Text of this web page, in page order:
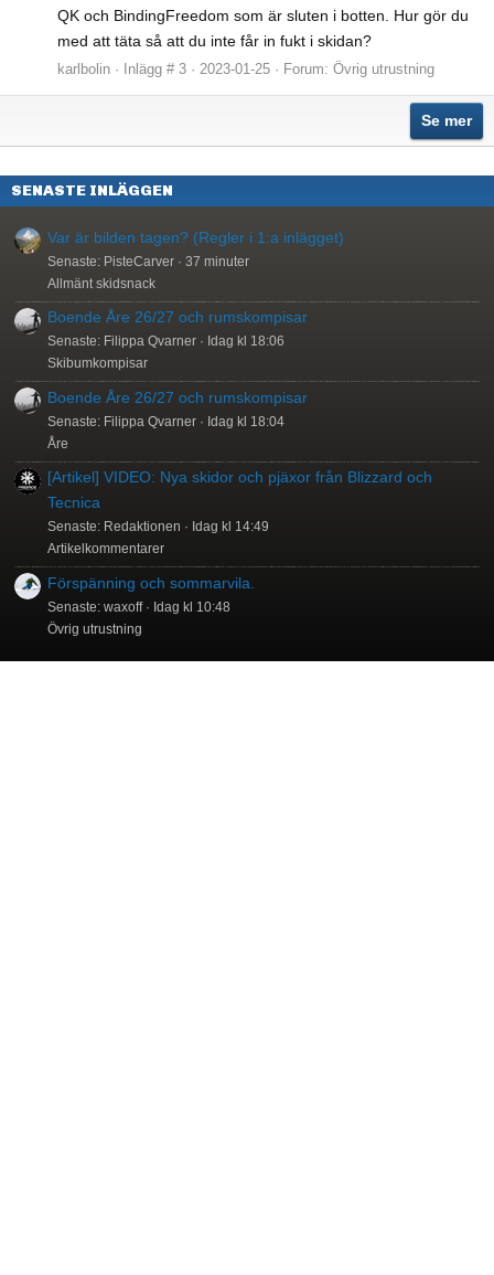
QK och BindingFreedom som är sluten i botten. Hur gör du
med att täta så att du inte får in fukt i skidan?
karlbolin Inlägg # 3 2023-01-25 Forum: Övrig utrustning
Se mer
SENASTE INLÄGGEN
Var är bilden tagen? (Regler i 1:a inlägget)
Senaste: PisteCarver
37 minuter
Allmänt skidsnack
Boende Åre 26/27 och rumskompisar
Senaste: Filippa Qvarner
Idag kl 18:06
Skibumkompisar
Boende Åre 26/27 och rumskompisar
Senaste: Filippa Qvarner
Idag kl 18:04
Åre
[Artikel] VIDEO: Nya skidor och pjäxor från Blizzard och
Tecnica
Senaste: Redaktionen
Idag kl 14:49
Artikelkommentarer
Förspänning och sommarvila.
Senaste: waxoff
Idag kl 10:48
Övrig utrustning